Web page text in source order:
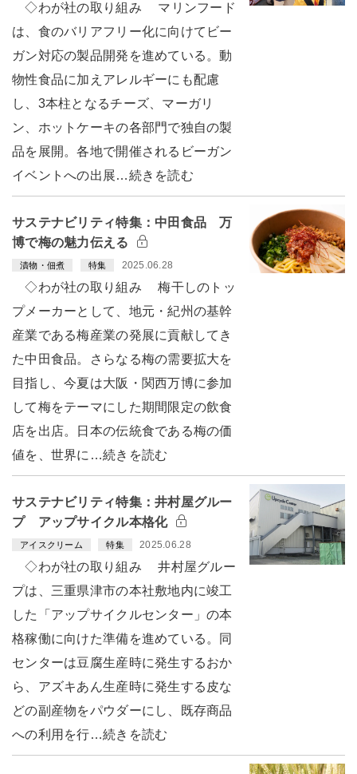
◇わが社の取り組み マリンフード
は、食のバリアフリー化に向けてビー
ガン対応の製品開発を進めている。動
物性食品に加えアレルギーにも配慮
し、3本柱となるチーズ、マーガリ
ン、ホットケーキの各部門で独自の製
品を展開。各地で開催されるビーガン
イベントへの出展…続きを読む
サステナビリティ特集：中田食品 万
博で梅の魅力伝える
漬物・佃煮 特集 2025.06.28
◇わが社の取り組み 梅干しのトッ
プメーカーとして、地元・紀州の基幹
産業である梅産業の発展に貢献してき
た中田食品。さらなる梅の需要拡大を
目指し、今夏は大阪・関西万博に参加
して梅をテーマにした期間限定の飲食
店を出店。日本の伝統食である梅の価
値を、世界に…続きを読む
サステナビリティ特集：井村屋グルー
プ アップサイクル本格化
アイスクリーム 特集 2025.06.28
◇わが社の取り組み 井村屋グルー
プは、三重県津市の本社敷地内に竣工
した「アップサイクルセンター」の本
格稼働に向けた準備を進めている。同
センターは豆腐生産時に発生するおか
ら、アズキあん生産時に発生する皮な
どの副産物をパウダーにし、既存商品
への利用を行…続きを読む